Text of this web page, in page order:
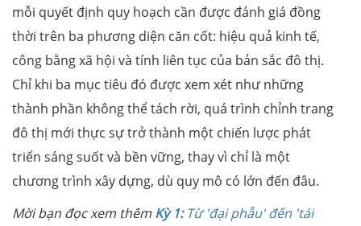
mỗi quyết định quy hoạch cần được đánh giá đồng
thời trên ba phương diện căn cốt: hiệu quả kinh tế,
công bằng xã hội và tính liên tục của bản sắc đô thị.
Chỉ khi ba mục tiêu đó được xem xét như những
thành phần không thể tách rời, quá trình chỉnh trang
đô thị mới thực sự trở thành một chiến lược phát
triển sáng suốt và bền vững, thay vì chỉ là một
chương trình xây dựng, dù quy mô có lớn đến đâu.
Mời bạn đọc xem thêm Kỳ 1:Từ 'đại phẫu' đến 'tái